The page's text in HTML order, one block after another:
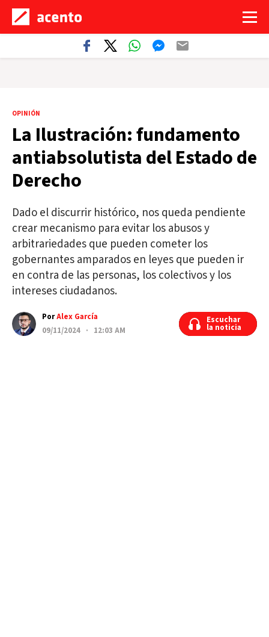
OPINIÓN
La Ilustración: fundamento
antiabsolutista del Estado de
Derecho
Dado el discurrir histórico, nos queda pendiente
crear mecanismo para evitar los abusos y
arbitrariedades que pueden cometer los
gobernantes amparados en leyes que pueden ir
en contra de las personas, los colectivos y los
intereses ciudadanos.
PorAlex García
09/11/2024 · 12:03 AM
Escuchar
la noticia
Escuchar
la noticia